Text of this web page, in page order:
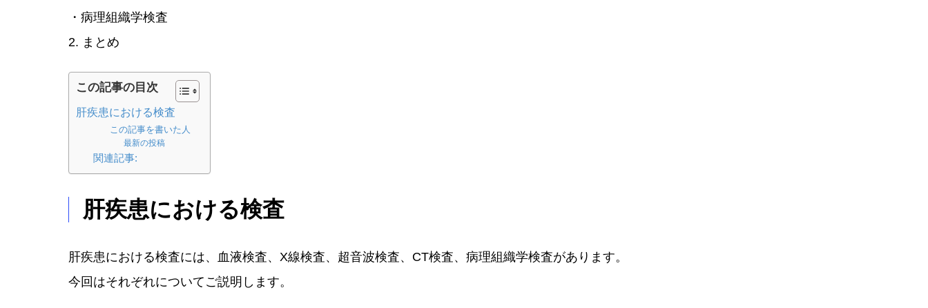
・病理組織学検査
2. まとめ
この記事の目次
肝疾患における検査
この記事を書いた人
最新の投稿
関連記事:
肝疾患における検査
肝疾患における検査には、血液検査、X線検査、超音波検査、CT検査、病理組織学検査があります。
今回はそれぞれについてご説明します。